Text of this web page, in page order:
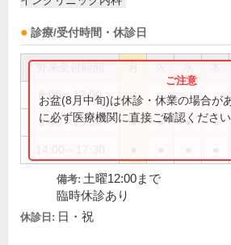
診療/受付時間・休診日
9:00～12:00
9:00～13:00 ● ● ● ●
お盆(8月中旬)は休診・休業の場合が
に必ず医療機関に直接ご確認ください
備考: 土曜12:00まで
臨時休診あり
休診日: 日・祝